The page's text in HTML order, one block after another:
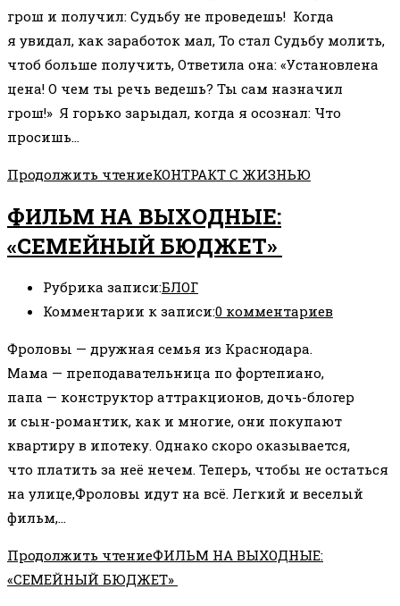
грош и получил: Судьбу не проведешь! Когда
я увидал, как заработок мал, То стал Судьбу молить,
чтоб больше получить, Ответила она: «Установлена
цена! О чем ты речь ведешь? Ты сам назначил
грош!» Я горько зарыдал, когда я осознал: Что
просишь…
Продолжить чтениеКОНТРАКТ С ЖИЗНЬЮ
ФИЛЬМ НА ВЫХОДНЫЕ:
«СЕМЕЙНЫЙ БЮДЖЕТ»
Рубрика записи:БЛОГ
Комментарии к записи:0 комментариев
Фроловы — дружная семья из Краснодара.
Мама — преподавательница по фортепиано,
папа — конструктор аттракционов, дочь-блогер
и сын-романтик, как и многие, они покупают
квартиру в ипотеку. Однако скоро оказывается,
что платить за неё нечем. Теперь, чтобы не остаться
на улице,Фроловы идут на всё. Легкий и веселый
фильм,…
Продолжить чтениеФИЛЬМ НА ВЫХОДНЫЕ:
«СЕМЕЙНЫЙ БЮДЖЕТ»